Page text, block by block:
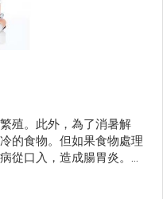
殖。此外，為了消暑解
的食物。但如果食物處理
從口入，造成腸胃炎。腸
症狀可輕可重，就醫之
些撇步。